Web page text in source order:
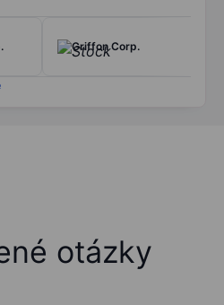
Griffon Corp.
otázky